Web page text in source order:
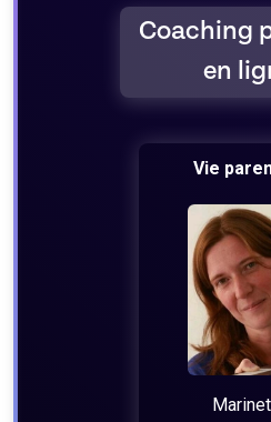
Coaching
en
Vie